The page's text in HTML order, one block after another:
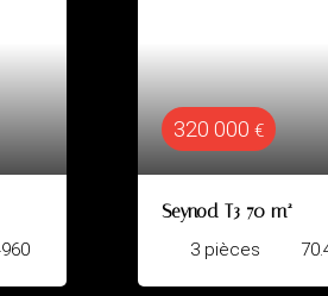
70.42 Annecy 74600